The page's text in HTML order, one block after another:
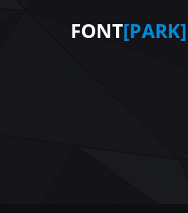
FONT[PARK]